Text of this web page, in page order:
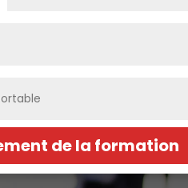
de la formation